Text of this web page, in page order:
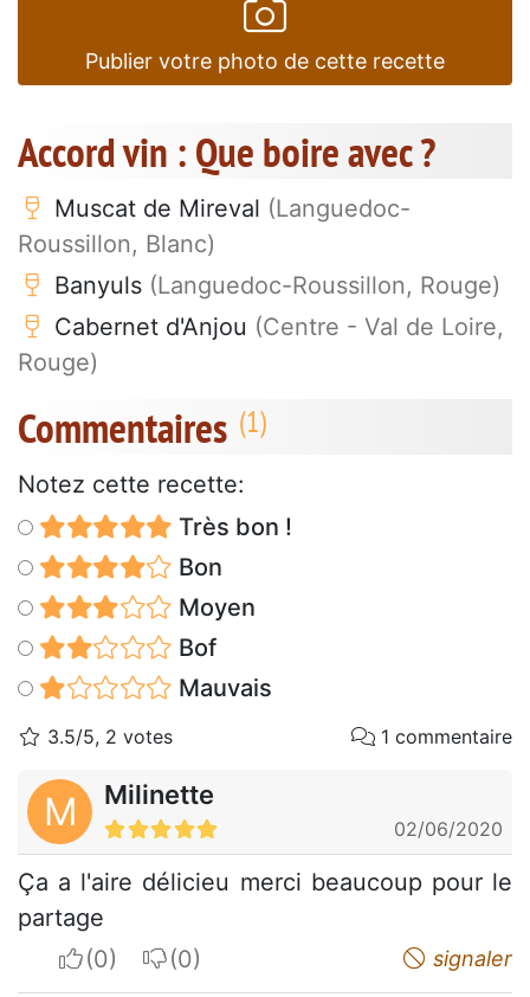
Publier votre photo de cette recette
Accord vin : Que boire avec ?
Muscat de Mireval (Languedoc-
Roussillon, Blanc)
Banyuls (Languedoc-Roussillon, Rouge)
Cabernet d'Anjou (Centre - Val de Loire,
Rouge)
Commentaires
Notez cette recette:
Très bon !
Bon
Moyen
Bof
Mauvais
3.5/5, 2 votes 1 commentaire
M Milinette
02/06/2020
Ça a l'aire délicieu merci beaucoup pour le
partage
I apreciateI do not appreciate signaler